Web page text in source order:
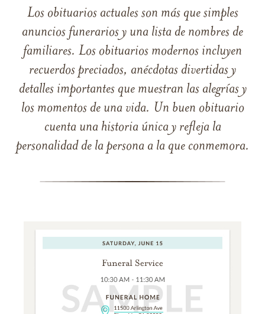
Los obituarios actuales son más que simples
anuncios funerarios y una lista de nombres de
familiares. Los obituarios modernos incluyen
recuerdos preciados, anécdotas divertidas y
detalles importantes que muestran las alegrías y
los momentos de una vida. Un buen obituario
cuenta una historia única y refleja la
personalidad de la persona a la que conmemora.